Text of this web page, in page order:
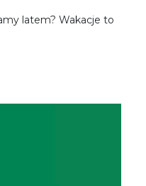
latem? Wakacje to